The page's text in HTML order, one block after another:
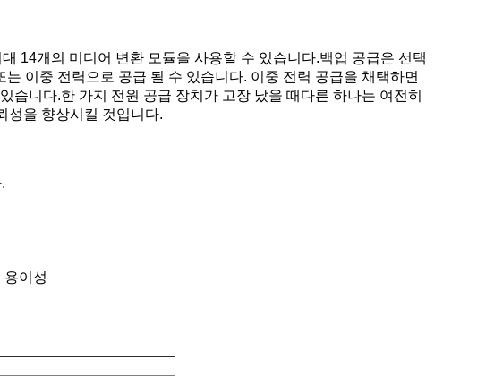
14개의 미디어 변환 모듈을 사용할 수 있습니다.백업 공급은 선택
이중 전력으로 공급 될 수 있습니다. 이중 전력 공급을 채택하면
습니다.한 가지 전원 공급 장치가 고장 났을 때다른 하나는 여전히
성을 향상시킬 것입니다.
용이성